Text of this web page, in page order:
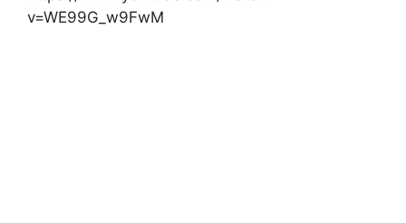
v=WE99G_w9FwM